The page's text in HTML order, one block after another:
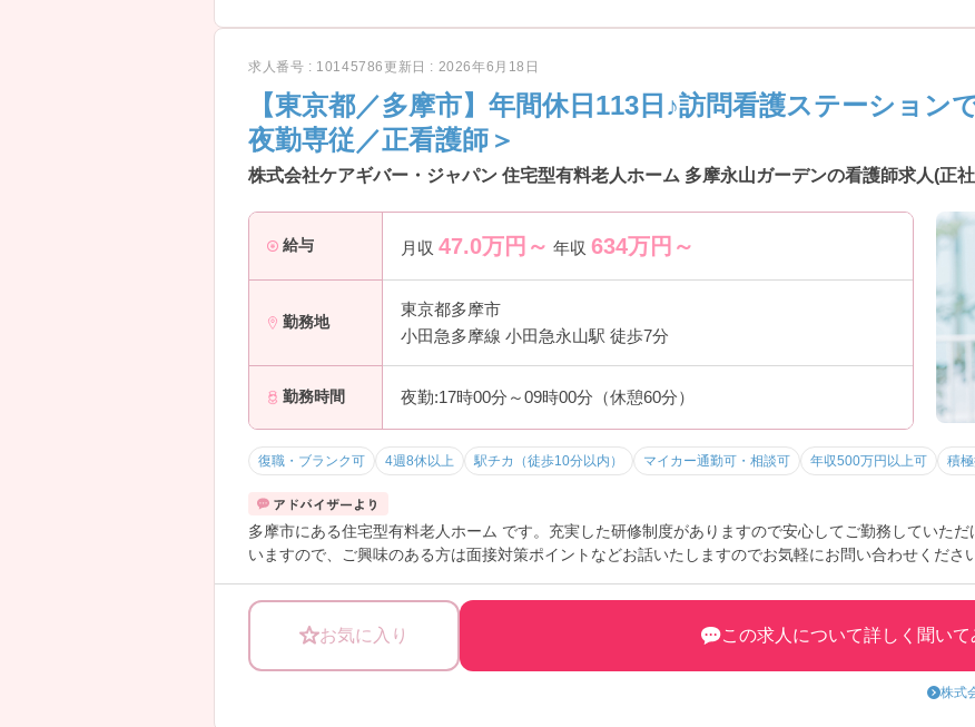
求人番号 : 10145786更新日 : 2026年6月18日
【東京都／多摩市】年間休日113日♪訪問看護ステーション
夜勤専従／正看護師＞
株式会社ケアギバー・ジャパン 住宅型有料老人ホーム 多摩永山ガーデンの看護師求人(正
給与 月収 47.0万円～ 年収 634万円～
勤務地
東京都多摩市
小田急多摩線 小田急永山駅 徒歩7分
勤務時間 夜勤:17時00分～09時00分（休憩60分）
復職・ブランク可 4週8休以上 駅チカ（徒歩10分以内） マイカー通勤可・相談可 年収500万円以上可 積
多摩市にある住宅型有料老人ホーム です。充実した研修制度がありますので安心してご勤務していた
いますので、ご興味のある方は面接対策ポイントなどお話いたしますのでお気軽にお問い合わせください
お気に入り この求人について詳しく聞いて
株式